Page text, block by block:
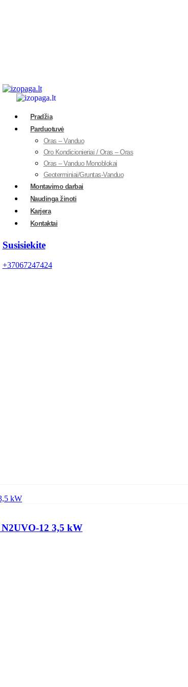
Pradžia
Parduotuvė
Oras – Vanduo
Oro Kondicionieriai / Oras – Oras
Oras – Vanduo Monoblokai
Geoterminiai/Gruntas-Vanduo
Montavimo darbai
Naudinga žinoti
Karjera
Kontaktai
Susisiekite
+37067247424
12 3,5 kW